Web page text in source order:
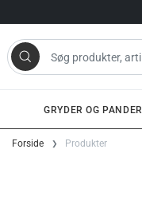
Gå til indhold
artikler, brands
GRYDER OG PANDER
Forside Produkter